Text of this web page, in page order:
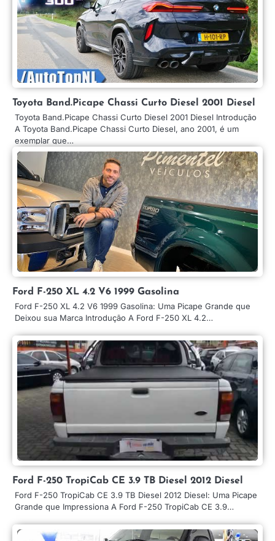
Toyota Band.Picape Chassi Curto Diesel 2001 Diesel
Toyota Band.Picape Chassi Curto Diesel 2001 Diesel Introdução
A Toyota Band.Picape Chassi Curto Diesel, ano 2001, é um
exemplar que…
Ford F-250 XL 4.2 V6 1999 Gasolina
Ford F-250 XL 4.2 V6 1999 Gasolina: Uma Picape Grande que
Deixou sua Marca Introdução A Ford F-250 XL 4.2…
Ford F-250 TropiCab CE 3.9 TB Diesel 2012 Diesel
Ford F-250 TropiCab CE 3.9 TB Diesel 2012 Diesel: Uma Picape
Grande que Impressiona A Ford F-250 TropiCab CE 3.9…